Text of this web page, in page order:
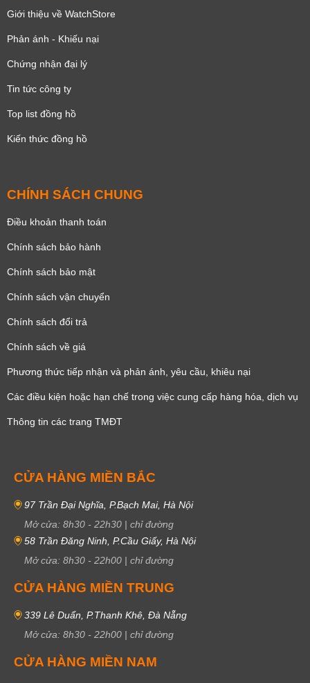
Giới thiệu về WatchStore
Phản ánh - Khiếu nại
Chứng nhận đại lý
Tin tức công ty
Top list đồng hồ
Kiến thức đồng hồ
CHÍNH SÁCH CHUNG
Điều khoản thanh toán
Chính sách bảo hành
Chính sách bảo mật
Chính sách vận chuyển
Chính sách đổi trả
Chính sách về giá
Phương thức tiếp nhận và phản ánh, yêu cầu, khiêu nại
Các điều kiện hoặc hạn chế trong việc cung cấp hàng hóa, dịch vụ
Thông tin các trang TMĐT
CỬA HÀNG MIỀN BẮC
97 Trần Đại Nghĩa, P.Bạch Mai, Hà Nội
Mở cửa: 8h30 - 22h30 | chỉ đường
58 Trần Đăng Ninh, P.Cầu Giấy, Hà Nội
Mở cửa: 8h30 - 22h00 | chỉ đường
CỬA HÀNG MIỀN TRUNG
339 Lê Duẩn, P.Thanh Khê, Đà Nẵng
Mở cửa: 8h30 - 22h00 | chỉ đường
CỬA HÀNG MIỀN NAM